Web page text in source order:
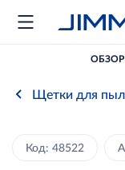
ОБЗОР
Щетки для
Код: 48522